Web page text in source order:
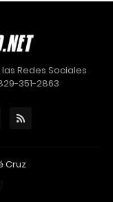
Redes Sociales
351-2863
Cruz